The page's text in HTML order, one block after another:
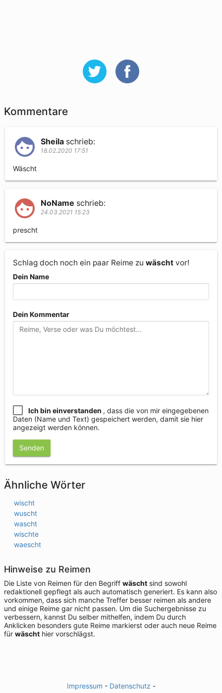
Kommentare
Sheila schrieb:
18.02.2020 17:51
Wäscht
NoName schrieb:
24.03.2021 15:23
prescht
Schlag doch noch ein paar Reime zu wäscht vor!
Dein Name
Dein Kommentar
Ich bin einverstanden , dass die von mir eingegebenen
Daten (Name und Text) gespeichert werden, damit sie hier
angezeigt werden können.
Senden
Ähnliche Wörter
wischt
wuscht
wascht
wischte
waescht
Hinweise zu Reimen
Die Liste von Reimen für den Begriff wäscht sind sowohl
redaktionell gepflegt als auch automatisch generiert. Es kann also
vorkommen, dass sich manche Treffer besser reimen als andere
und einige Reime gar nicht passen. Um die Suchergebnisse zu
verbessern, kannst Du selber mithelfen, indem Du durch
Anklicken besonders gute Reime markierst oder auch neue Reime
für wäscht hier vorschlägst.
Impressum - Datenschutz -